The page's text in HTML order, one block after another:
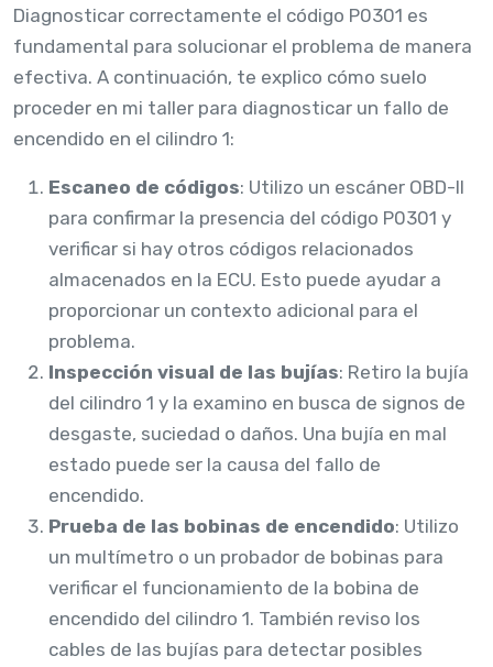
Diagnosticar correctamente el código P0301 es
fundamental para solucionar el problema de manera
efectiva. A continuación, te explico cómo suelo
proceder en mi taller para diagnosticar un fallo de
encendido en el cilindro 1:
Escaneo de códigos: Utilizo un escáner OBD-II
para confirmar la presencia del código P0301 y
verificar si hay otros códigos relacionados
almacenados en la ECU. Esto puede ayudar a
proporcionar un contexto adicional para el
problema.
Inspección visual de las bujías: Retiro la bujía
del cilindro 1 y la examino en busca de signos de
desgaste, suciedad o daños. Una bujía en mal
estado puede ser la causa del fallo de
encendido.
Prueba de las bobinas de encendido: Utilizo
un multímetro o un probador de bobinas para
verificar el funcionamiento de la bobina de
encendido del cilindro 1. También reviso los
cables de las bujías para detectar posibles